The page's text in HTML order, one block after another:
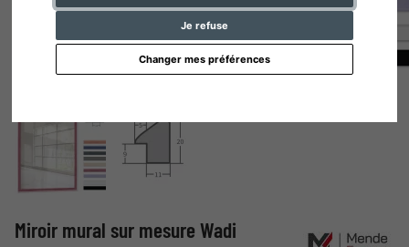
Je refuse
Changer mes préférences
Miroir mural sur mesure Wadi